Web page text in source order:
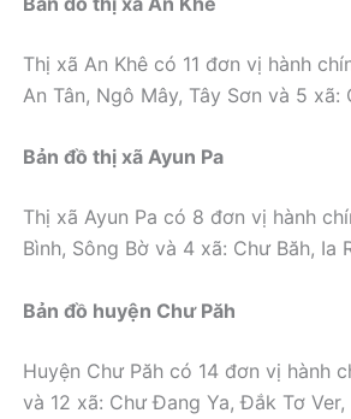
Thị xã An Khê có 11 đơn vị hành
An Tân, Ngô Mây, Tây Sơn và 5 xã:
Bản đồ thị xã Ayun Pa
Thị xã Ayun Pa có 8 đơn vị hành
Bình, Sông Bờ và 4 xã: Chư Băh, Ia
Bản đồ huyện Chư Păh
Huyện Chư Păh có 14 đơn vị hành
và 12 xã: Chư Đang Ya, Đắk Tơ Ver,